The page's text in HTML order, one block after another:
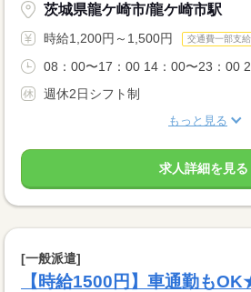
茨城県龍ケ崎市/龍ケ崎市駅
時給1,200円～1,500円 交通費一部支給
08：00〜17：00 14：00〜23：00
週休2日シフト制
もっと見る
求人詳細を見る
[一般派遣]
【時給1500円】車通勤も